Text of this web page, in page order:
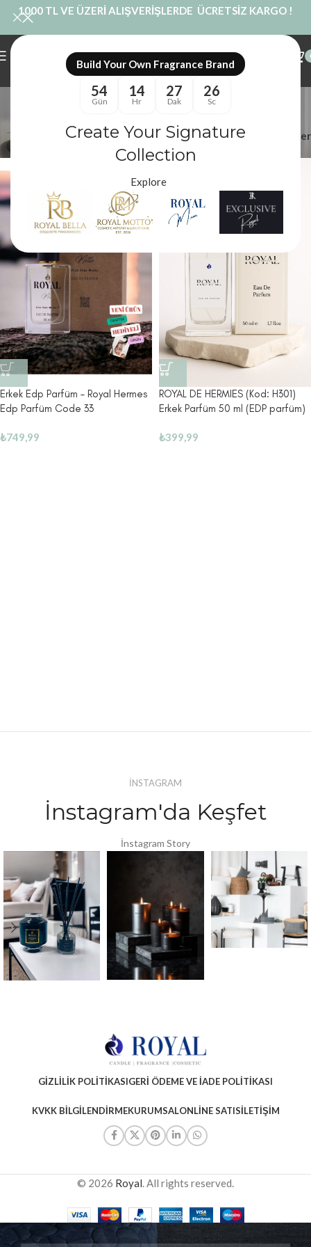
Build Your Own Fragrance Brand
54
Gün
14
Hr
27
Dak
26
Sc
Create Your Signature
Collection
Explore
1000 TL VE ÜZERİ ALIŞVERİŞLERDE ÜCRETSİZ KARGO !
vetiver koku
Royal Mum
Ürünler “vetiver koku” olarak etiketlendi Filtreler
Erkek Edp Parfüm – Royal Hermes
Edp Parfüm Code 33
₺749,99
ROYAL DE HERMIES (Kod: H301)
Erkek Parfüm 50 ml (EDP parfüm)
₺399,99
İNSTAGRAM
İnstagram'da Keşfet
İnstagram Story
GIZLILIK POLITIKASIGERI ÖDEME VE İADE POLITIKASI
KVKK BILGILENDIRMEKURUMSALONLINE SATISİLETIŞIM
© 2026 Royal. All rights reserved.